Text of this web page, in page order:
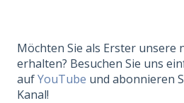
Möchten Sie als Erster unsere
erhalten? Besuchen Sie uns
aufYouTube und abonnieren
Kanal!